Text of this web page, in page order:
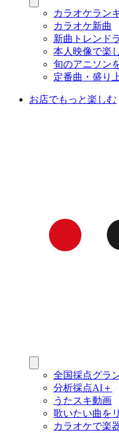
カラオケラン
カラオケ新曲
新曲トレンド
本人映像で楽
旬のアニソン
定番曲・盛り
お店でもっと楽しむ
全国採点グラ
分析採点AI＋
うたスキ動画
歌いたい曲を
カラオケで楽